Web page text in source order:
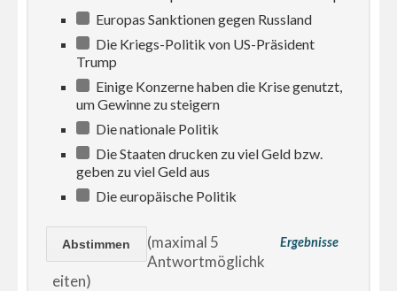
Europas Sanktionen gegen Russland
Die Kriegs-Politik von US-Präsident
Trump
Einige Konzerne haben die Krise genutzt,
um Gewinne zu steigern
Die nationale Politik
Die Staaten drucken zu viel Geld bzw.
geben zu viel Geld aus
Die europäische Politik
Ergebnisse
(maximal 5
Antwortmöglichk
eiten)